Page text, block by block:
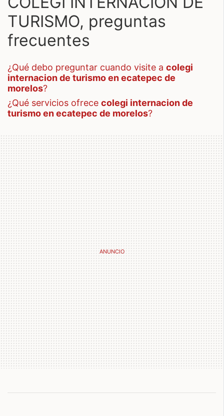
TURISMO, preguntas
frecuentes
¿qué debo preguntar cuando visite a colegi
internacion de turismo en ecatepec de
morelos?
¿qué servicios ofrece colegi internacion de
turismo en ecatepec de morelos?